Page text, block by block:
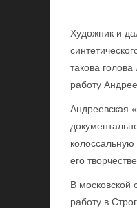
Художник и
такова
работу
Андреевская
его
В московской
работу в